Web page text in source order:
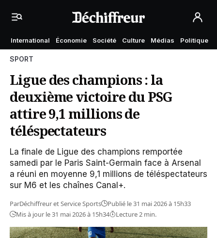
International Économie Société Culture Médias Politique
SPORT
Ligue des champions : la
deuxième victoire du PSG
attire 9,1 millions de
téléspectateurs
La finale de Ligue des champions remportée
samedi par le Paris Saint-Germain face à Arsenal
a réuni en moyenne 9,1 millions de téléspectateurs
sur M6 et les chaînes Canal+.
ParDéchiffreuretService Sports
Publié le 31 mai 2026 à 15h33
Mis à jour le 31 mai 2026 à 15h34
Lecture 2 min.